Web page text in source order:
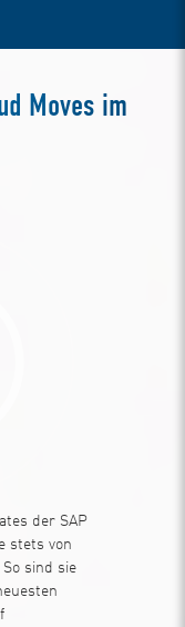
Moves im
der SAP
stets von
sind sie